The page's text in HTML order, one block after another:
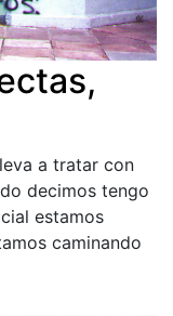
a tratar con
decimos tengo
estamos
caminando